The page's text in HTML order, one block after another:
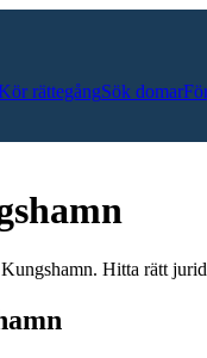
rättegångSök domar
Hitta rätt